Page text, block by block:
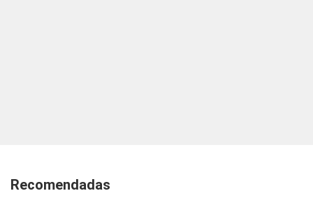
Recomendadas